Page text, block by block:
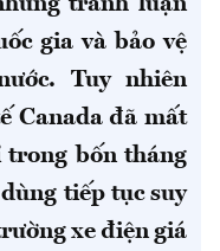
gia và bảo vệ
Tuy nhiên
Canada đã mất
trong bốn tháng
tiếp tục suy
xe điện giá